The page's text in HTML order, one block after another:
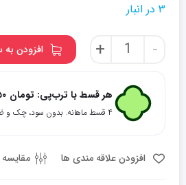
۳ در انبار
-
قاب
گوشی
نوکیا
مدل
02
+ افزودن
هر قسط با ترب‌پی: تومان
۴ قسط ماهانه. بدون سود، چک و ضامن.
افزودن علاقه مندی ها مقایسه